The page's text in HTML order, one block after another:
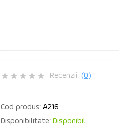
Recenzii: (0)
Cod produs: A216
Disponibilitate: Disponibil